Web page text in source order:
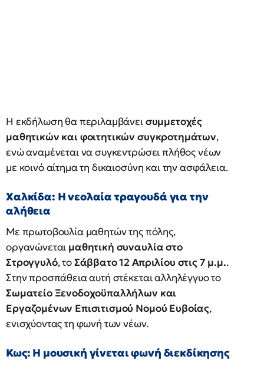
Η εκδήλωση θα περιλαμβάνεισυμμετοχές
μαθητικών και φοιτητικών συγκροτημάτων,
ενώ αναμένεται να συγκεντρώσει πλήθος νέων
με κοινό αίτημα τη δικαιοσύνη και την ασφάλεια.
Χαλκίδα: Η νεολαία τραγουδά για την
αλήθεια
Με πρωτοβουλία μαθητών της πόλης,
οργανώνεται μαθητική συναυλία στο
Στρογγυλό, τοΣάββατο 12 Απριλίου στις 7 μ.μ..
Στην προσπάθεια αυτή στέκεται αλληλέγγυο το
Σωματείο Ξενοδοχοϋπαλλήλων και
Εργαζομένων Επισιτισμού Νομού Ευβοίας,
ενισχύοντας τη φωνή των νέων.
Κως: Η μουσική γίνεται φωνή διεκδίκησης